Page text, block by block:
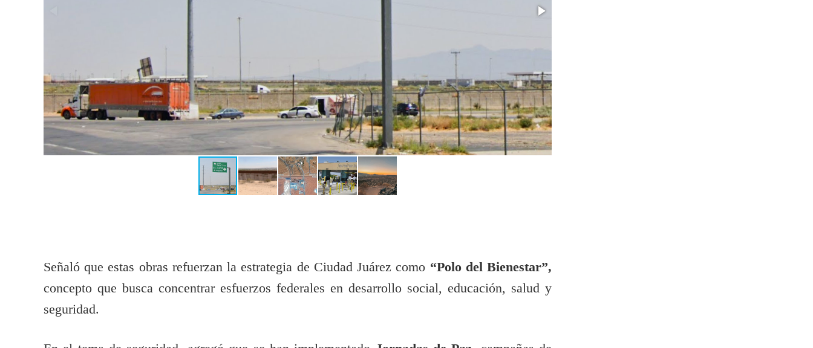
Señaló que estas obras refuerzan la estrategia de Ciudad Juárez como “Polo del Bienestar”,
concepto que busca concentrar esfuerzos federales en desarrollo social, educación, salud y
seguridad.